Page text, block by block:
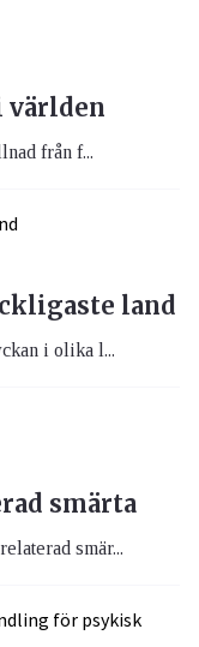
världen
från f...
land
i olika l...
smärta
smär...